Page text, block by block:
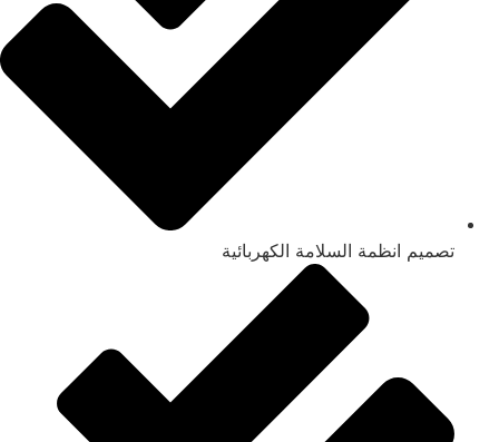
تصميم انظمة السلامة الكهربائية